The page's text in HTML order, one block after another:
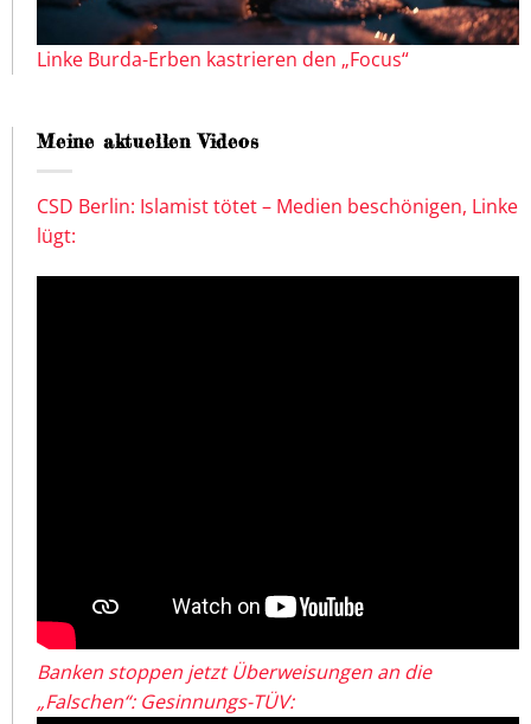
Linke Burda-Erben kastrieren den „Focus“
Meine aktuellen Videos
CSD Berlin: Islamist tötet – Medien beschönigen, Linke
lügt:
Banken stoppen jetzt Überweisungen an die
„Falschen“: Gesinnungs-TÜV: